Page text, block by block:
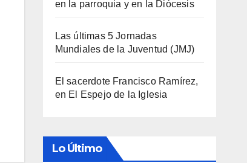
en la parroquia y en la Diócesis
Las últimas 5 Jornadas
Mundiales de la Juventud (JMJ)
El sacerdote Francisco Ramírez,
en El Espejo de la Iglesia
Lo Último